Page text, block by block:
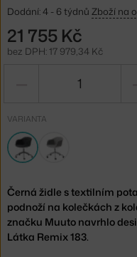
Dodání: 4 - 6 týdnů Zboží na
21 755 Kč
bez DPH: 17 979,34 Kč
VARIANTA
Černá židle s textilním
podnoží na kolečkách z
značku Muuto navrhlo
Látka Remix 183.